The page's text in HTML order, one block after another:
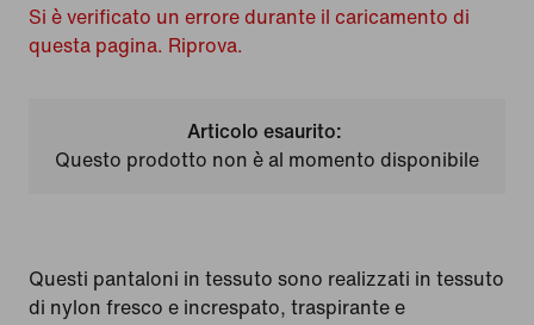
Si è verificato un errore durante il caricamento di
questa pagina. Riprova.
Articolo esaurito:
Questo prodotto non è al momento disponibile
Questi pantaloni in tessuto sono realizzati in tessuto
di nylon fresco e increspato, traspirante e